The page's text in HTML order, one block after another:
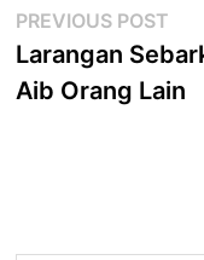
Post
navigation
PREVIOUS POST
Larangan
Aib Orang Lain